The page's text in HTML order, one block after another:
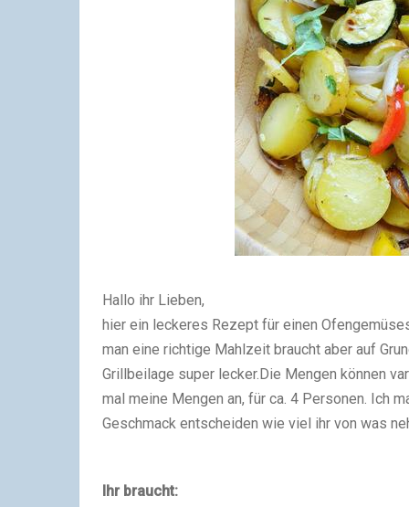
Hallo ihr Lieben,
hier ein leckeres Rezept für einen
man eine richtige Mahlzeit braucht aber auf
Grillbeilage super lecker.Die Mengen können
mal meine Mengen an, für ca. 4 Personen. Ich
Geschmack entscheiden wie viel ihr von was
Ihr braucht: